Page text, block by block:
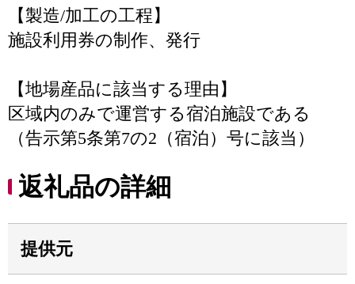
【製造/加工の工程】
施設利用券の制作、発行
【地場産品に該当する理由】
区域内のみで運営する宿泊施設である
（告示第5条第7の2（宿泊）号に該当）
返礼品の詳細
提供元